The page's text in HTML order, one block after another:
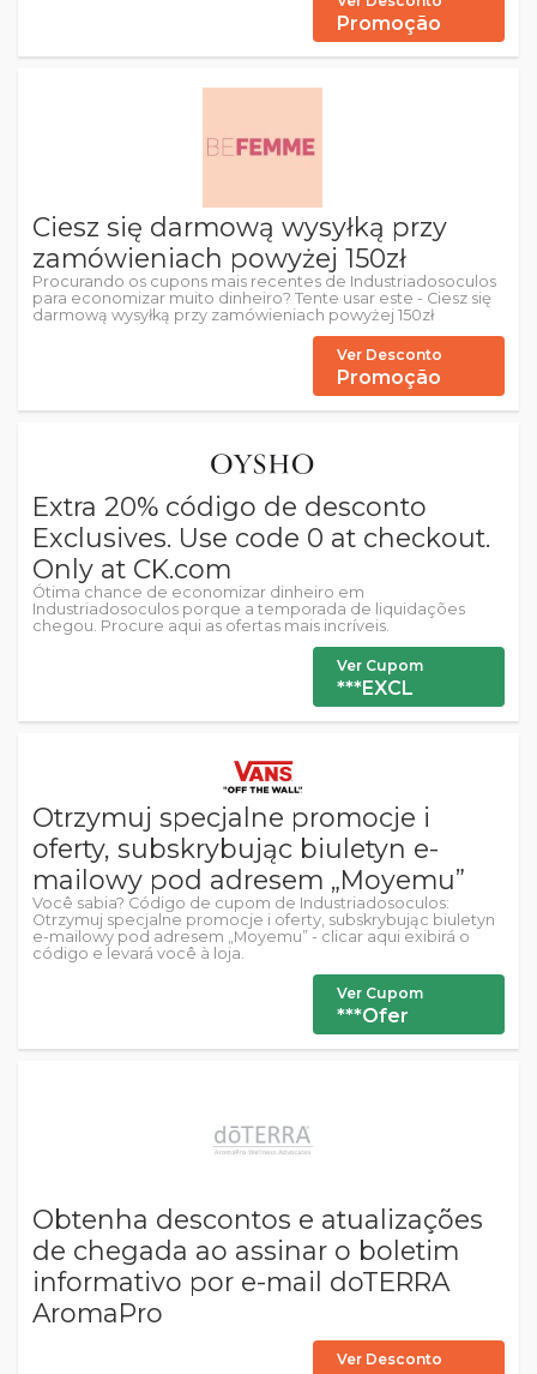
Promoção
Ciesz się darmową wysyłką przy
zamówieniach powyżej 150zł
Procurando os cupons mais recentes de Industriadosoculos
para economizar muito dinheiro? Tente usar este - Ciesz się
darmową wysyłką przy zamówieniach powyżej 150zł
Ver Desconto
Promoção
Extra 20% código de desconto
Exclusives. Use code 0 at checkout.
Only at CK.com
Ótima chance de economizar dinheiro em
Industriadosoculos porque a temporada de liquidações
chegou. Procure aqui as ofertas mais incríveis.
Ver Cupom
***EXCL
Otrzymuj specjalne promocje i
oferty, subskrybując biuletyn e-
mailowy pod adresem „Moyemu”
Você sabia? Código de cupom de Industriadosoculos:
Otrzymuj specjalne promocje i oferty, subskrybując biuletyn
e-mailowy pod adresem „Moyemu” - clicar aqui exibirá o
código e levará você à loja.
Ver Cupom
***Ofer
Obtenha descontos e atualizações
de chegada ao assinar o boletim
informativo por e-mail doTERRA
AromaPro
Ver Desconto